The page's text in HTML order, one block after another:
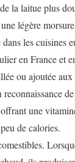
la laitue plus
légère
les cuisines
en France et
ou ajoutée
une
de calories.